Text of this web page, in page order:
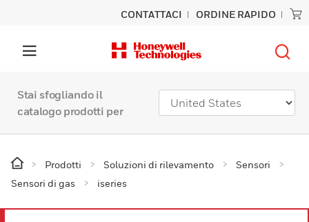
CONTATTACI ORDINE RAPIDO
Stai sfogliando il
catalogo prodotti per
Prodotti Soluzioni di rilevamento
Sensori
Sensori di gas
iseries